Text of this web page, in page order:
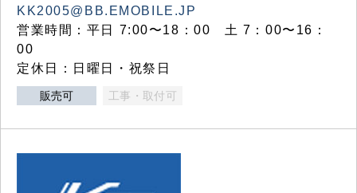
KK2005@BB.EMOBILE.JP
営業時間：平日 7:00〜18：00 土 7：00〜16：
00
定休日：日曜日・祝祭日
販売可 工事・取付可